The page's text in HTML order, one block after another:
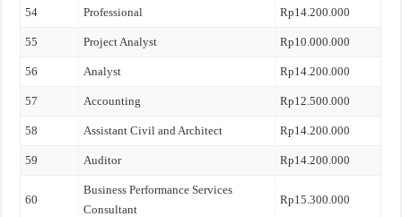
54 Professional Rp14.200.000
55 Project Analyst Rp10.000.000
56 Analyst Rp14.200.000
57 Accounting Rp12.500.000
58 Assistant Civil and Architect Rp14.200.000
59 Auditor Rp14.200.000
60
Business Performance Services
Consultant
Rp15.300.000